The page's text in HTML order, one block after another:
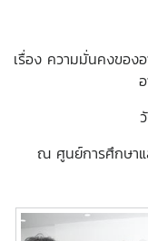
เรื่อง ความมั่นคงของ
ณ ศูนย์การศึกษาแ